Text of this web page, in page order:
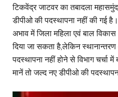
टिकवेंद्र जाटवर का तबादला
डीपीओ की पदस्थापना नहीं की गई
अभाव में जिला महिला एवं बाल विकास
दिया जा सकता है,लेकिन
पदस्थापना नहीं होने से विभाग चर्चा
मानें तो जल्द नए डीपीओ की